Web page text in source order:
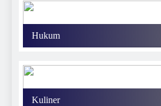
Hukum
Kuliner